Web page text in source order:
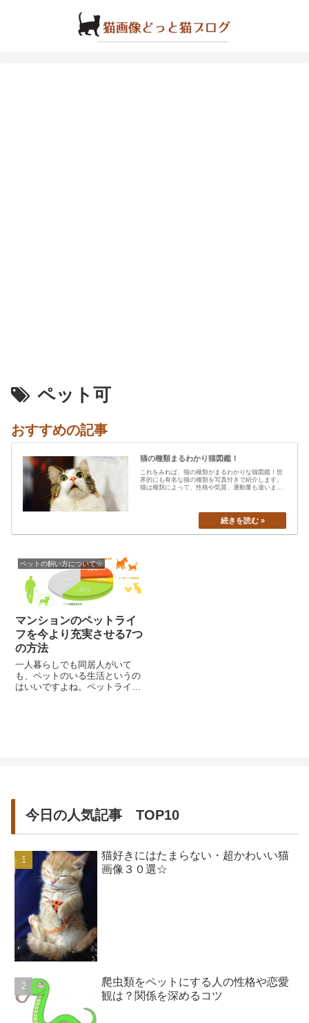
ペット可
おすすめの記事
猫の種類まるわかり猫図鑑！
これをみれば、猫の種類がまるわかりな猫図鑑！世
界的にも有名な猫の種類を写真付きで紹介します。
猫は種類によって、性格や気質、運動量も違います
ペットの飼い方について☆
マンションのペットライ
フを今より充実させる7つ
の方法
一人暮らしでも同居人がいて
も、ペットのいる生活というの
はいいですよね。ペットライフ
今日の人気記事 TOP10
猫好きにはたまらない・超かわいい猫
画像３０選☆
爬虫類をペットにする人の性格や恋愛
観は？関係を深めるコツ